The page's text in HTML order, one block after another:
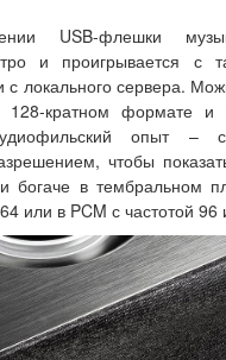
USB-флешки
и проигрывается с
с локального сервера.
128-кратном формате и
опыт –
чтобы
богаче в тембральном
или в PCM с частотой 96